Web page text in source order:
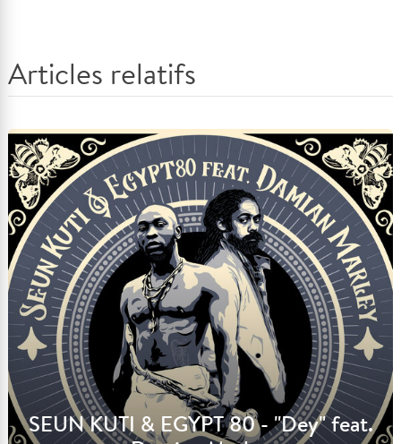
Articles relatifs
SEUN KUTI & EGYPT 80 - "Dey" feat.